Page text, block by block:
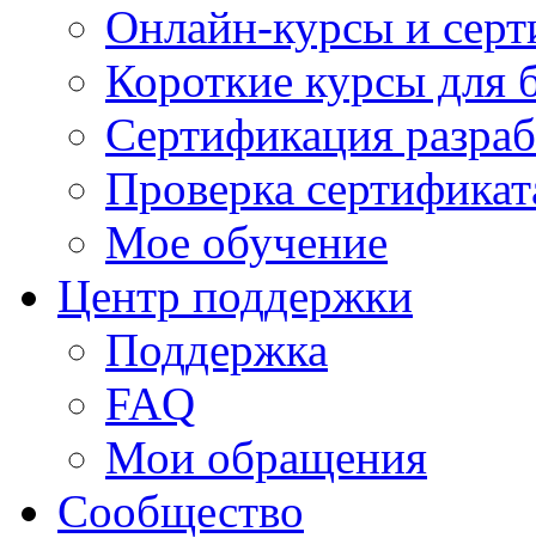
Онлайн-курсы и
Короткие курсы для
Сертификация
Проверка
Мое обучение
Центр поддержки
Поддержка
FAQ
Мои обращения
Сообщество